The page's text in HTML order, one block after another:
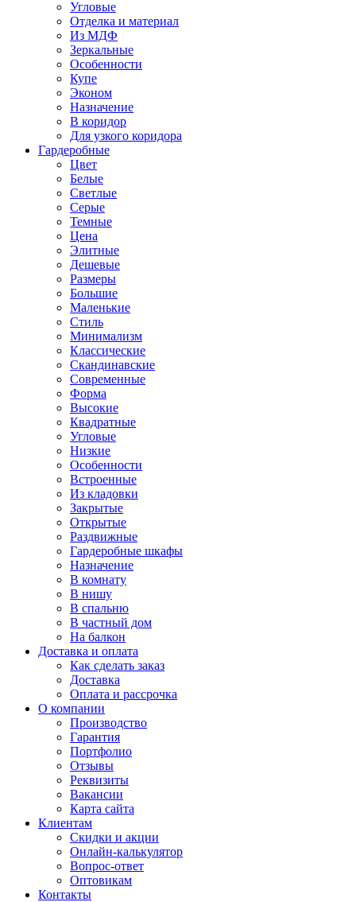
Угловые
Отделка и материал
Из МДФ
Зеркальные
Особенности
Купе
Эконом
Назначение
В коридор
Для узкого коридора
Гардеробные
Цвет
Белые
Светлые
Серые
Темные
Цена
Элитные
Дешевые
Размеры
Большие
Маленькие
Стиль
Минимализм
Классические
Скандинавские
Современные
Форма
Высокие
Квадратные
Угловые
Низкие
Особенности
Встроенные
Из кладовки
Закрытые
Открытые
Раздвижные
Гардеробные шкафы
Назначение
В комнату
В нишу
В спальню
В частный дом
На балкон
Доставка и оплата
Как сделать заказ
Доставка
Оплата и рассрочка
О компании
Производство
Гарантия
Портфолио
Отзывы
Реквизиты
Вакансии
Карта сайта
Клиентам
Скидки и акции
Онлайн-калькулятор
Вопрос-ответ
Оптовикам
Контакты